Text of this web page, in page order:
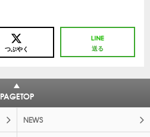
つぶやく 送る
PAGETOP
NEWS